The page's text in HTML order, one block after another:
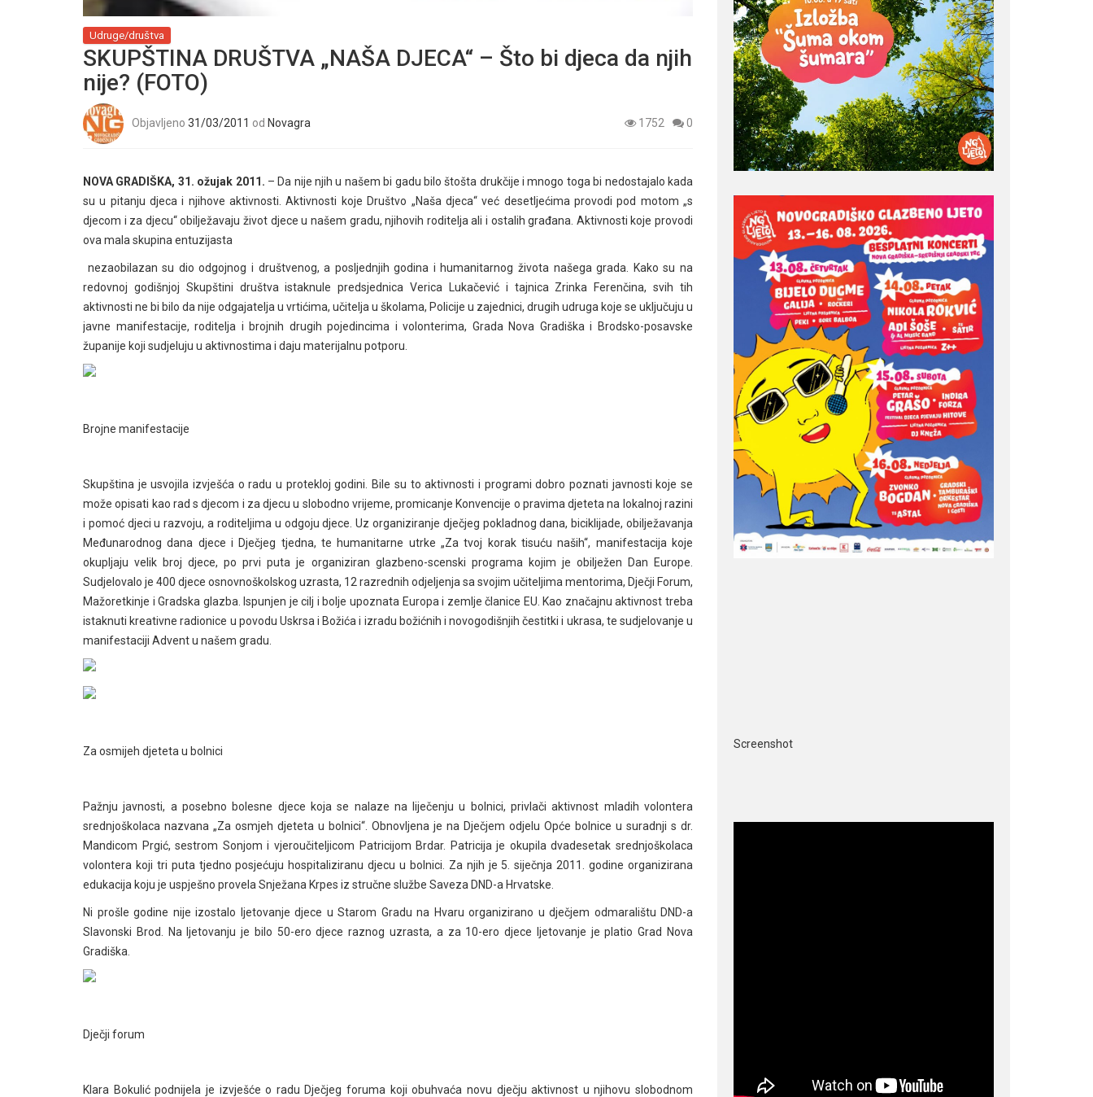
Udruge/društva
SKUPŠTINA DRUŠTVA „NAŠA DJECA“ – Što bi djeca da njih
nije? (FOTO)
Objavljeno 31/03/2011 od Novagra 1752 0
NOVA GRADIŠKA, 31. ožujak 2011. – Da nije njih u našem bi gadu bilo štošta drukčije i mnogo toga bi nedostajalo kada
su u pitanju djeca i njihove aktivnosti. Aktivnosti koje Društvo „Naša djeca“ već desetljećima provodi pod motom „s
djecom i za djecu“ obilježavaju život djece u našem gradu, njihovih roditelja ali i ostalih građana. Aktivnosti koje provodi
ova mala skupina entuzijasta
nezaobilazan su dio odgojnog i društvenog, a posljednjih godina i humanitarnog života našega grada. Kako su na
redovnoj godišnjoj Skupštini društva istaknule predsjednica Verica Lukačević i tajnica Zrinka Ferenčina, svih tih
aktivnosti ne bi bilo da nije odgajatelja u vrtićima, učitelja u školama, Policije u zajednici, drugih udruga koje se uključuju u
javne manifestacije, roditelja i brojnih drugih pojedincima i volonterima, Grada Nova Gradiška i Brodsko-posavske
županije koji sudjeluju u aktivnostima i daju materijalnu potporu.
Brojne manifestacije
Skupština je usvojila izvješća o radu u protekloj godini. Bile su to aktivnosti i programi dobro poznati javnosti koje se
može opisati kao rad s djecom i za djecu u slobodno vrijeme, promicanje Konvencije o pravima djeteta na lokalnoj razini
i pomoć djeci u razvoju, a roditeljima u odgoju djece. Uz organiziranje dječjeg pokladnog dana, biciklijade, obilježavanja
Međunarodnog dana djece i Dječjeg tjedna, te humanitarne utrke „Za tvoj korak tisuću naših“, manifestacija koje
okupljaju velik broj djece, po prvi puta je organiziran glazbeno-scenski programa kojim je obilježen Dan Europe.
Sudjelovalo je 400 djece osnovnoškolskog uzrasta, 12 razrednih odjeljenja sa svojim učiteljima mentorima, Dječji Forum,
Mažoretkinje i Gradska glazba. Ispunjen je cilj i bolje upoznata Europa i zemlje članice EU. Kao značajnu aktivnost treba
istaknuti kreativne radionice u povodu Uskrsa i Božića i izradu božićnih i novogodišnjih čestitki i ukrasa, te sudjelovanje u
manifestaciji Advent u našem gradu.
Za osmijeh djeteta u bolnici
Pažnju javnosti, a posebno bolesne djece koja se nalaze na liječenju u bolnici, privlači aktivnost mladih volontera
srednjoškolaca nazvana „Za osmjeh djeteta u bolnici“. Obnovljena je na Dječjem odjelu Opće bolnice u suradnji s dr.
Mandicom Prgić, sestrom Sonjom i vjeroučiteljicom Patricijom Brdar. Patricija je okupila dvadesetak srednjoškolaca
volontera koji tri puta tjedno posjećuju hospitaliziranu djecu u bolnici. Za njih je 5. siječnja 2011. godine organizirana
edukacija koju je uspješno provela Snježana Krpes iz stručne službe Saveza DND-a Hrvatske.
Ni prošle godine nije izostalo ljetovanje djece u Starom Gradu na Hvaru organizirano u dječjem odmaralištu DND-a
Slavonski Brod. Na ljetovanju je bilo 50-ero djece raznog uzrasta, a za 10-ero djece ljetovanje je platio Grad Nova
Gradiška.
Dječji forum
Klara Bokulić podnijela je izvješće o radu Dječjeg foruma koji obuhvaća novu dječju aktivnost u njihovu slobodnom
Screenshot